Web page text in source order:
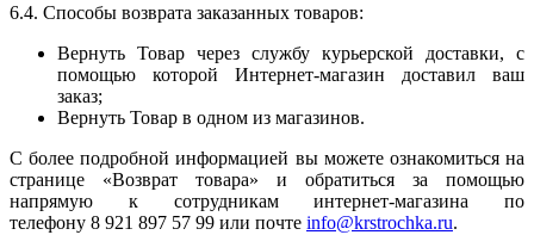
6.4. Способы возврата заказанных товаров:
Вернуть Товар через службу курьерской доставки, с
помощью которой Интернет-магазин доставил ваш
заказ;
Вернуть Товар в одном из магазинов.
С более подробной информацией вы можете ознакомиться на
странице «Возврат товара» и обратиться за помощью
напрямую к сотрудникам интернет-магазина по
телефону 8 921 897 57 99 или почте info@krstrochka.ru.